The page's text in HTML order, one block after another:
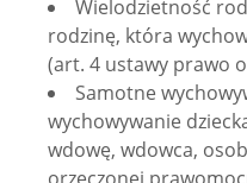
Wielodzietność
rodzinę, która
(art. 4 ustawy prawo
Samotne
wychowywanie
wdowę, wdowca,